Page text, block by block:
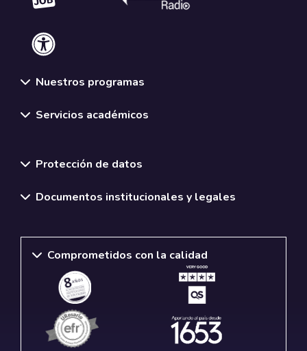
Nuestros programas
Servicios académicos
Protección de datos
Documentos institucionales y legales
Comprometidos con la calidad